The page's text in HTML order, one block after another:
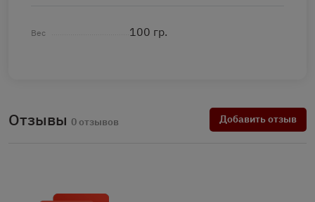
Вес 100 гр.
Отзывы 0 отзывов Добавить отзыв